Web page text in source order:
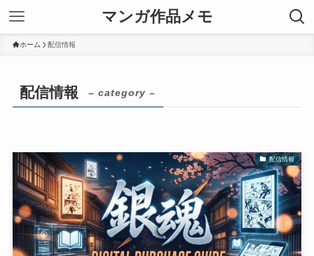
マンガ作品メモ
ホーム 配信情報
配信情報 – category –
配信情報